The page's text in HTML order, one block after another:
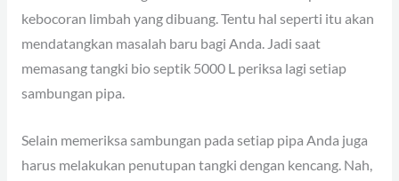
kebocoran limbah yang dibuang. Tentu hal seperti itu akan
mendatangkan masalah baru bagi Anda. Jadi saat
memasang tangki bio septik 5000 L periksa lagi setiap
sambungan pipa.
Selain memeriksa sambungan pada setiap pipa Anda juga
harus melakukan penutupan tangki dengan kencang. Nah,